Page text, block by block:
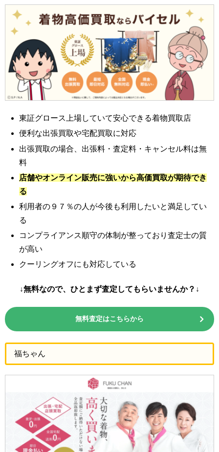
東証グロース上場していて安心できる着物買取店
便利な出張買取や宅配買取に対応
出張買取の場合、出張料・査定料・キャンセル料は無
料
店舗やオンライン販売に強いから高価買取が期待でき
る
利用者の９７％の人が今後も利用したいと満足してい
る
コンプライアンス順守の体制が整っており査定士の質
が高い
クーリングオフにも対応している
↓無料なので、ひとまず査定してもらいませんか？↓
無料査定はこちらから
福ちゃん